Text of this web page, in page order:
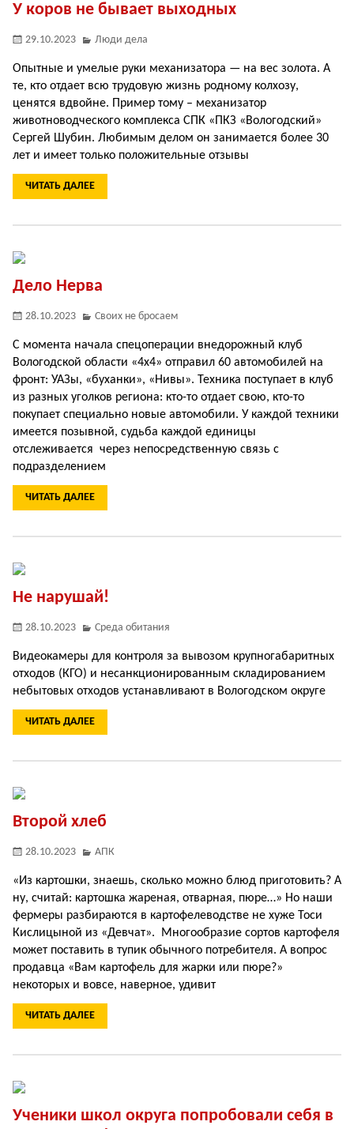
У коров не бывает выходных
29.10.2023 Люди дела
Опытные и умелые руки механизатора — на вес золота. А
те, кто отдает всю трудовую жизнь родному колхозу,
ценятся вдвойне. Пример тому – механизатор
животноводческого комплекса СПК «ПКЗ «Вологодский»
Сергей Шубин. Любимым делом он занимается более 30
лет и имеет только положительные отзывы
ЧИТАТЬ ДАЛЕЕ
Дело Нерва
28.10.2023 Своих не бросаем
С момента начала спецоперации внедорожный клуб
Вологодской области «4х4» отправил 60 автомобилей на
фронт: УАЗы, «буханки», «Нивы». Техника поступает в клуб
из разных уголков региона: кто-то отдает свою, кто-то
покупает специально новые автомобили. У каждой техники
имеется позывной, судьба каждой единицы
отслеживается через непосредственную связь с
подразделением
ЧИТАТЬ ДАЛЕЕ
Не нарушай!
28.10.2023 Среда обитания
Видеокамеры для контроля за вывозом крупногабаритных
отходов (КГО) и несанкционированным складированием
небытовых отходов устанавливают в Вологодском округе
ЧИТАТЬ ДАЛЕЕ
Второй хлеб
28.10.2023 АПК
«Из картошки, знаешь, сколько можно блюд приготовить? А
ну, считай: картошка жареная, отварная, пюре…» Но наши
фермеры разбираются в картофелеводстве не хуже Тоси
Кислицыной из «Девчат». Многообразие сортов картофеля
может поставить в тупик обычного потребителя. А вопрос
продавца «Вам картофель для жарки или пюре?»
некоторых и вовсе, наверное, удивит
ЧИТАТЬ ДАЛЕЕ
Ученики школ округа попробовали себя в